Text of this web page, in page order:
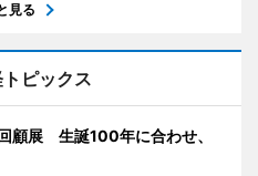
見る
ピックス
顧展 生誕100年に合わせ、